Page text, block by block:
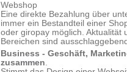
Webshop
Eine direkte Bezahlung über
immer ein Bestandteil einer
oder giropay möglich. Aktualität
Bereichen sind
Business - Geschäft,
zusammen.